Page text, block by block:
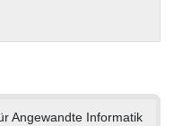
Angewandte Informatik